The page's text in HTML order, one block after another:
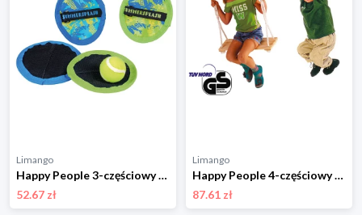
Limango
Happy People 3-częściowy zestaw w kolorze niebiesko-zielonym - 3+ rozmiar: onesize
52.67 zł
Limango
Happy People 4-częściowy zestaw gimnastyczny - 40 x 14 cm - 3+ rozmiar: onesize
87.61 zł